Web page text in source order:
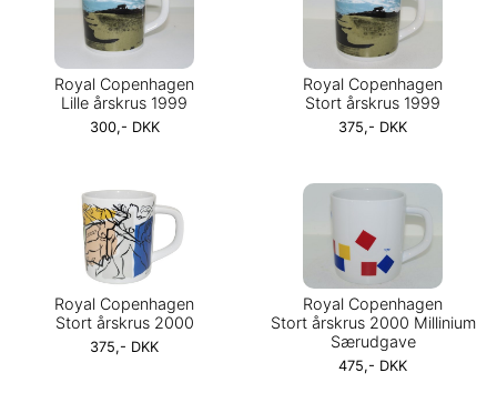
Royal Copenhagen
Lille årskrus 1999
300,- DKK
Royal Copenhagen
Stort årskrus 1999
375,- DKK
Royal Copenhagen
Stort årskrus 2000
375,- DKK
Royal Copenhagen
Stort årskrus 2000 Millinium
Særudgave
475,- DKK